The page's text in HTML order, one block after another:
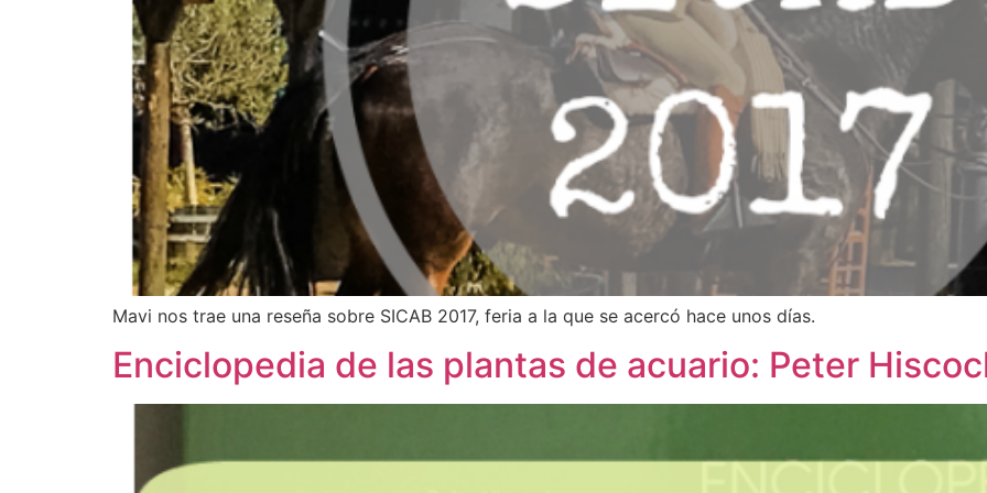
Mavi nos trae una reseña sobre SICAB 2017, feria a la que se acercó hace unos días.
Enciclopedia de las plantas de acuario: Peter